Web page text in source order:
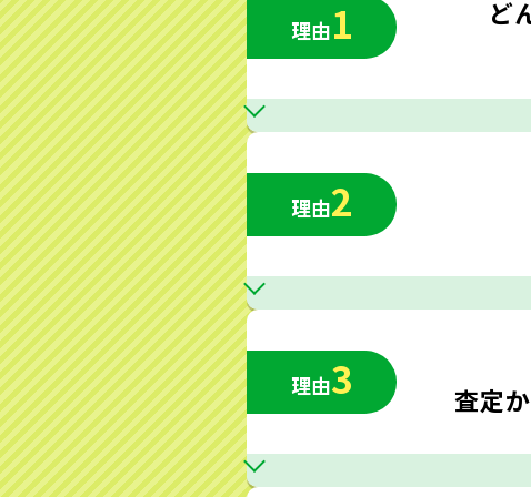
理由1 ど
理由2
理由3 査定